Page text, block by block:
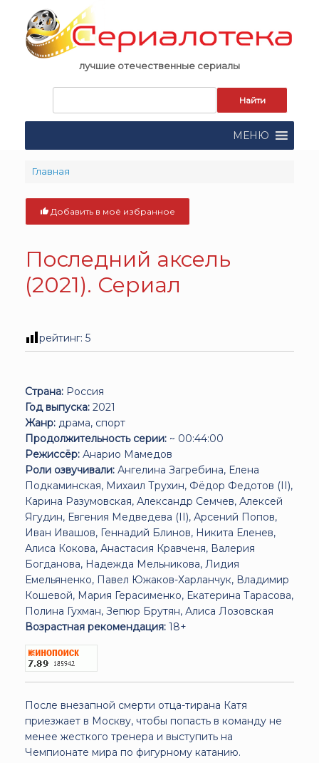
content
лучшие отечественные сериалы
поиска:
МЕНЮ
Главная
Добавить в моё избранное
Последний аксель
(2021). Сериал
рейтинг: 5
Страна: Россия
Год выпуска: 2021
Жанр: драма, спорт
Продолжительность серии: ~ 00:44:00
Режиссёр: Анарио Мамедов
Роли озвучивали: Ангелина Загребина, Елена
Подкаминская, Михаил Трухин, Фёдор Федотов (II),
Карина Разумовская, Александр Семчев, Алексей
Ягудин, Евгения Медведева (II), Арсений Попов,
Иван Ивашов, Геннадий Блинов, Никита Еленев,
Алиса Кокова, Анастасия Кравченя, Валерия
Богданова, Надежда Мельникова, Лидия
Емельяненко, Павел Южаков-Харланчук, Владимир
Кошевой, Мария Герасименко, Екатерина Тарасова,
Полина Гухман, Зепюр Брутян, Алиса Лозовская
Возрастная рекомендация: 18+
После внезапной смерти отца-тирана Катя
приезжает в Москву, чтобы попасть в команду не
менее жесткого тренера и выступить на
Чемпионате мира по фигурному катанию.